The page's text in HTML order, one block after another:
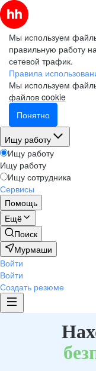
Мы используем
правильную работу
сетевой трафик.
Правила
Мы используем
файлов cookie
Понятно
Ищу работу
Ищу работу
Ищу работу
Ищу сотрудника
Сервисы
Помощь
Ещё
Поиск
Мурмаши
Войти
Войти
Создать резюме
без